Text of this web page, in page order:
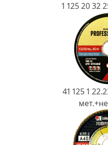
1 125 20 32
41 125 1